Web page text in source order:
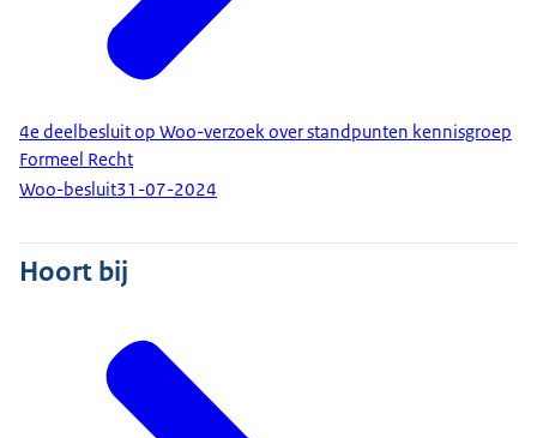
4e deelbesluit op Woo-verzoek over standpunten kennisgroep
Formeel Recht
Woo-besluit31-07-2024
Hoort bij